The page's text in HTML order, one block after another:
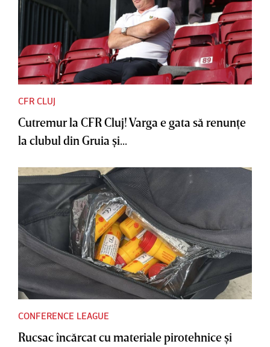
CFR CLUJ
Cutremur la CFR Cluj! Varga e gata să renunţe
la clubul din Gruia şi...
CONFERENCE LEAGUE
Rucsac încărcat cu materiale pirotehnice şi